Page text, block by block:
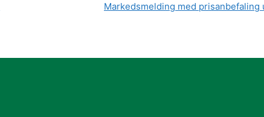
Markedsmelding med prisanbefaling